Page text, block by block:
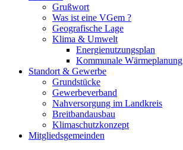
Grußwort
Was ist eine VGem ?
Geografische Lage
Klima & Umwelt
Energienutzungsplan
Kommunale Wärmeplanung
Standort & Gewerbe
Grundstücke
Gewerbeverband
Nahversorgung im Landkreis
Breitbandausbau
Klimaschutzkonzept
Mitgliedsgemeinden